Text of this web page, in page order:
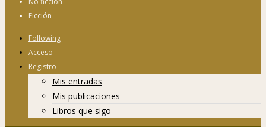
Ficción
Following
Acceso
Registro
Mis entradas
Mis publicaciones
Libros que sigo